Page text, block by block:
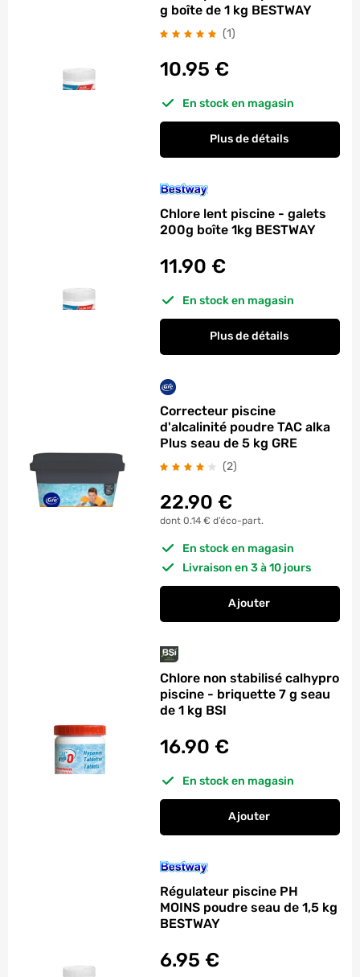
g boîte de 1 kg BESTWAY
(1)
10.95 €
En stock en magasin
Plus de détails
Chlore lent piscine - galets
200g boîte 1kg BESTWAY
11.90 €
En stock en magasin
Plus de détails
Correcteur piscine
d'alcalinité poudre TAC alka
Plus seau de 5 kg GRE
(2)
22.90 €
dont 0.14 € d’éco-part.
En stock en magasin
Livraison en 3 à 10 jours
Ajouter
Correcteur piscine
Chlore non stabilisé calhypro
piscine - briquette 7 g seau
de 1 kg BSI
16.90 €
En stock en magasin
Ajouter
Chlore non
Régulateur piscine PH
MOINS poudre seau de 1,5 kg
BESTWAY
6.95 €